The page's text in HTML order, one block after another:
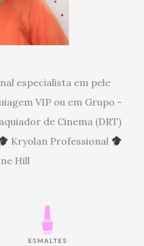
especialista em pele
VIP ou em Grupo -
de Cinema (DRT)
Kryolan Professional
Hill